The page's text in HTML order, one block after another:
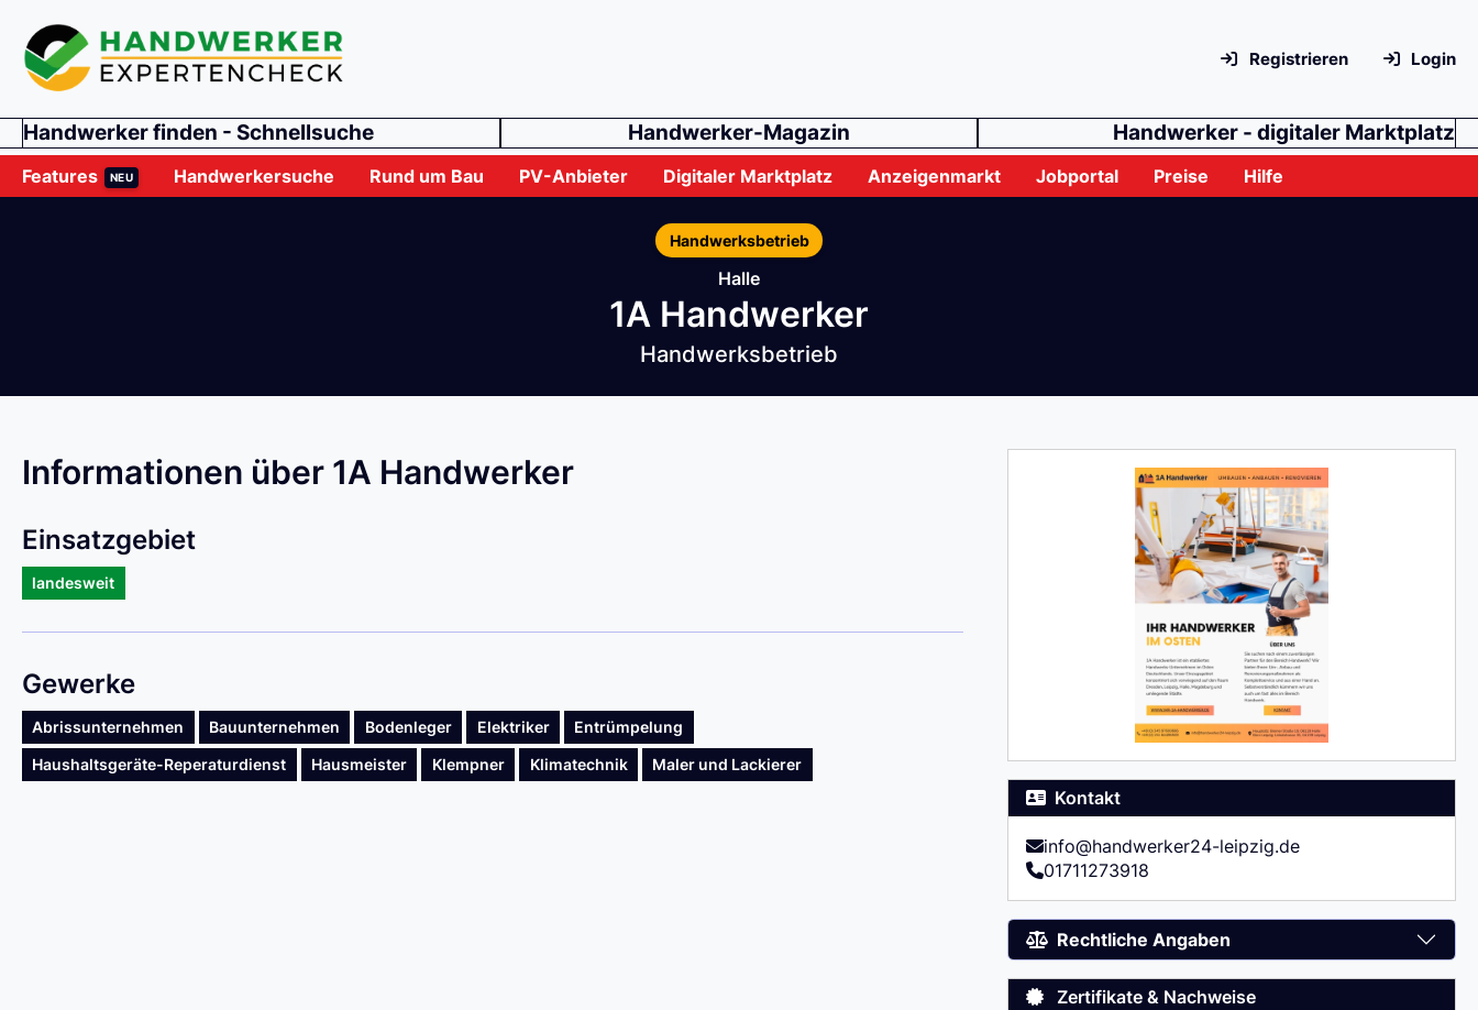
Registrieren Login
Handwerker finden - Schnellsuche Handwerker-Magazin Handwerker - digitaler Marktplatz
Features NEU Handwerkersuche Rund um Bau PV-Anbieter Digitaler Marktplatz Anzeigenmarkt Jobportal Preise Hilfe
Handwerksbetrieb
Halle
1A Handwerker
Handwerksbetrieb
Informationen über 1A Handwerker
Einsatzgebiet
landesweit
Gewerke
Abrissunternehmen Bauunternehmen Bodenleger Elektriker
Entrümpelung
Haushaltsgeräte-Reperaturdienst
Hausmeister Klempner Klimatechnik Maler und Lackierer
Kontakt
info@handwerker24-leipzig.de
01711273918
Rechtliche Angaben
Zertifikate & Nachweise